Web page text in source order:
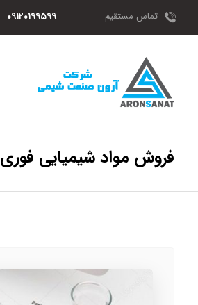
تماس مستقیم ۰۹۱۲۰۱۹۹۵۹۹
فروش مواد شیمیایی فوری